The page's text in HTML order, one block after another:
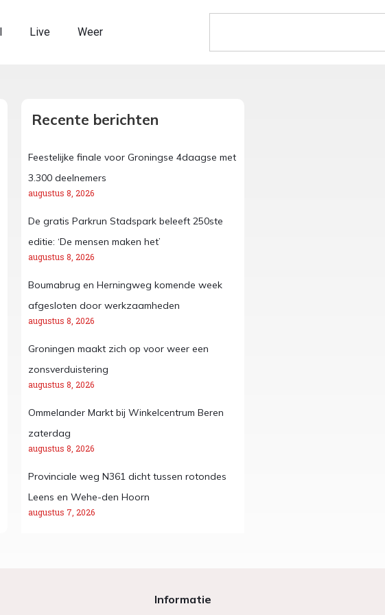
Live Weer
Recente berichten
Feestelijke finale voor Groningse 4daagse met
3.300 deelnemers
augustus 8, 2026
De gratis Parkrun Stadspark beleeft 250ste
editie: ‘De mensen maken het’
augustus 8, 2026
Boumabrug en Herningweg komende week
afgesloten door werkzaamheden
augustus 8, 2026
Groningen maakt zich op voor weer een
zonsverduistering
augustus 8, 2026
Ommelander Markt bij Winkelcentrum Beren
zaterdag
augustus 8, 2026
Provinciale weg N361 dicht tussen rotondes
Leens en Wehe-den Hoorn
augustus 7, 2026
Informatie